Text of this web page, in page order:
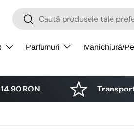
Cǎutare
Cǎutare
Parfumuri Manichiură/
RON